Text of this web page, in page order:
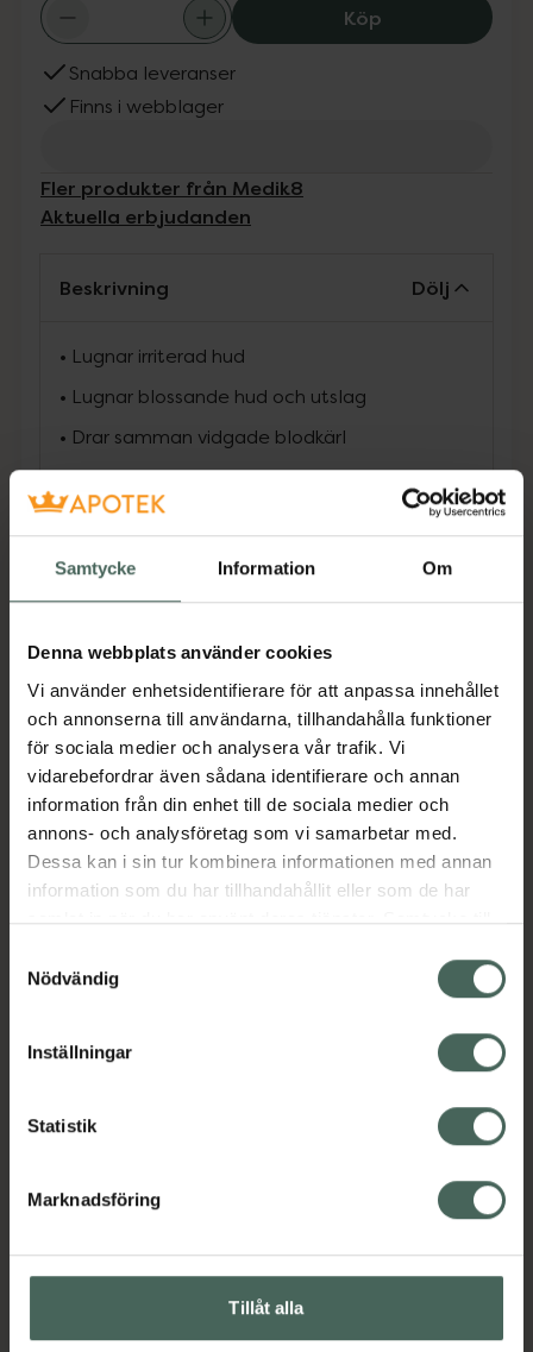
Samtycke Information Om
Denna webbplats använder cookies
Vi använder enhetsidentifierare för att anpassa innehållet
och annonserna till användarna, tillhandahålla funktioner
för sociala medier och analysera vår trafik. Vi
vidarebefordrar även sådana identifierare och annan
information från din enhet till de sociala medier och
annons- och analysföretag som vi samarbetar med.
Dessa kan i sin tur kombinera informationen med annan
information som du har tillhandahållit eller som de har
samlat in när du har använt deras tjänster. Samtycke till
återkalla ditt samtycke via webbplatsens
cookieinställningar. Ett återkallat samtycke påverkar inte
lagligheten av behandling som skett innan återkallelsen.
Nödvändig
Inställningar
Statistik
Marknadsföring
Tillåt alla
KöpMedik8
Snabba leveranser
Finns i webblager
Fler produkter från Medik8
Aktuella erbjudanden
Beskrivning Dölj
• Lugnar irriterad hud
• Lugnar blossande hud och utslag
• Drar samman vidgade blodkärl
• Ger högt skydd
TEPRENONE: Bevisad klinisk effekt när det
gäller att stabilisera telomererna i huden,
Förstärker hudens barriärfunktionpå naturligt
faktorer. I studierhar teprenone visat sig kunna
förlänga en cells livslängd med så mycketsom
en tredjedel.
EKOLOGISKT SALVIAEXTRAKT: Ett effektivt
och lugnande ämne som hjälper till att minska
blodflödet i ansiktshuden för att minska
rodnad, inflammation och ömhet. Vegansk
EAN:00818625020859
Visa
Instruktioner Visa